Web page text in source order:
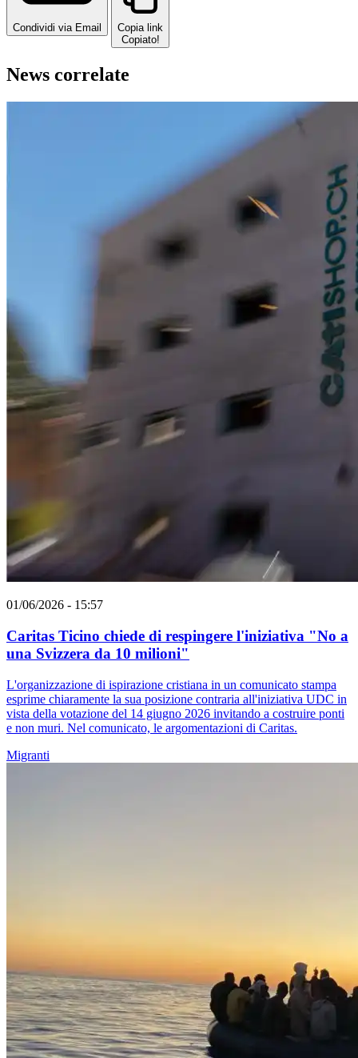
Condividi via Email
Copia link
Copiato!
News correlate
01/06/2026 - 15:57
Caritas Ticino chiede di respingere l'iniziativa "No a
una Svizzera da 10 milioni"
L'organizzazione di ispirazione cristiana in un comunicato stampa
esprime chiaramente la sua posizione contraria all'iniziativa UDC in
vista della votazione del 14 giugno 2026 invitando a costruire ponti
e non muri. Nel comunicato, le argomentazioni di Caritas.
Migranti